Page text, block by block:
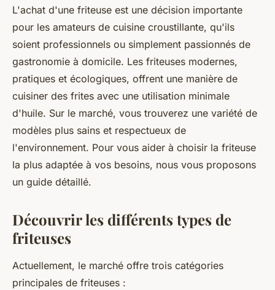
Acheter une friteuse :
comment faire le bon choix
selon ses besoins ?
perrine•27 novembre 2023• 2 min de lecture
L'achat d'une friteuse est une décision importante
pour les amateurs de cuisine croustillante, qu'ils
soient professionnels ou simplement passionnés de
gastronomie à domicile. Les friteuses modernes,
pratiques et écologiques, offrent une manière de
cuisiner des frites avec une utilisation minimale
d'huile. Sur le marché, vous trouverez une variété de
modèles plus sains et respectueux de
l'environnement. Pour vous aider à choisir la friteuse
la plus adaptée à vos besoins, nous vous proposons
un guide détaillé.
Découvrir les différents types de
friteuses
Actuellement, le marché offre trois catégories
principales de friteuses :